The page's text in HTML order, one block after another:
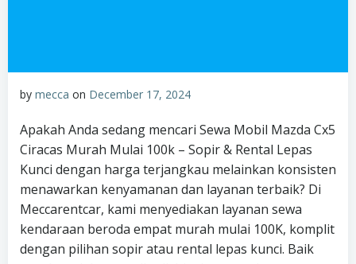
by mecca on December 17, 2024
Apakah Anda sedang mencari Sewa Mobil Mazda Cx5
Ciracas Murah Mulai 100k – Sopir & Rental Lepas
Kunci dengan harga terjangkau melainkan konsisten
menawarkan kenyamanan dan layanan terbaik? Di
Meccarentcar, kami menyediakan layanan sewa
kendaraan beroda empat murah mulai 100K, komplit
dengan pilihan sopir atau rental lepas kunci. Baik